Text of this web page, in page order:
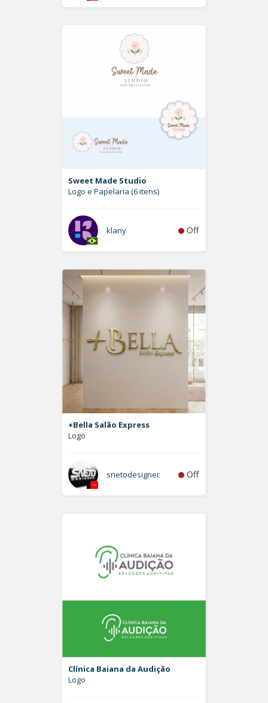
Sweet Made Studio
Logo e Papelaria (6 itens)
klany Off
+Bella Salão Express
Logo
snetodesigner Off
Clínica Baiana da Audição
Logo